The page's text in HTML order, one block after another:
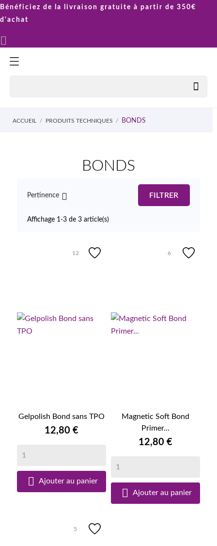
Bénéficiez de la livraison gratuite à partir de 350€
d'achat


ACCUEIL PRODUITS TECHNIQUES BONDS
BONDS
Pertinence  FILTRER
Affichage 1-3 de 3 article(s)
12
Gelpolish Bond sans TPO
12,80 €
 Ajouter au panier
6
Magnetic Soft Bond
Primer...
12,80 €
 Ajouter au panier
5